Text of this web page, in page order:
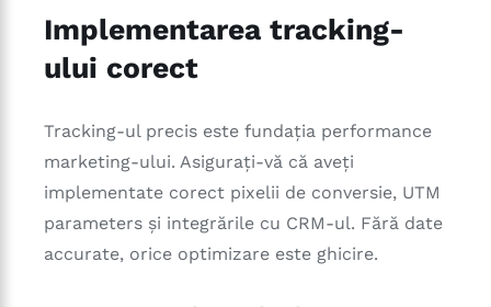
Implementarea tracking-
ului corect
Tracking-ul precis este fundația performance
marketing-ului. Asigurați-vă că aveți
implementate corect pixelii de conversie, UTM
parameters și integrările cu CRM-ul. Fără date
accurate, orice optimizare este ghicire.